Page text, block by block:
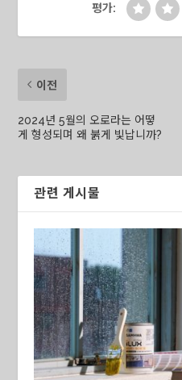
평가:
이전
2024년 5월의 오로라는 어떻
게 형성되며 왜 붉게 빛납니까?
관련 게시물